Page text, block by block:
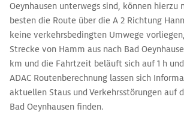
Oeynhausen unterwegs sind, können hierzu
besten die Route über die A 2 Richtung
keine verkehrsbedingten Umwege
Strecke von Hamm aus nach Bad
km und die Fahrtzeit beläuft sich auf 1 h
ADAC Routenberechnung lassen sich
aktuellen Staus und Verkehrsstörungen auf
Bad Oeynhausen finden.